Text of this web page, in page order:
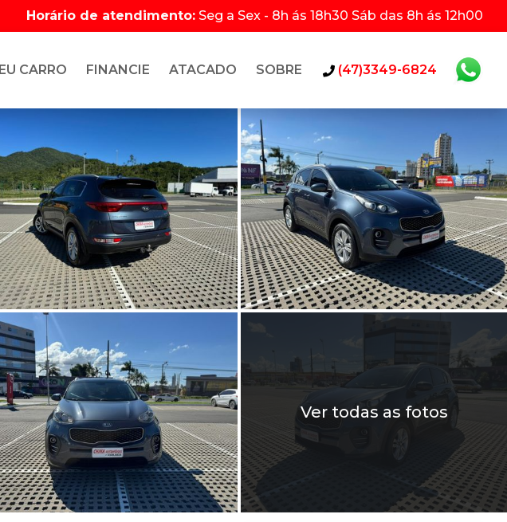
Horário de atendimento: Seg a Sex - 8h ás 18h30 Sáb das 8h ás 12h00
CARRO FINANCIE ATACADO SOBRE (47)3349-6824
Ver todas as fotos